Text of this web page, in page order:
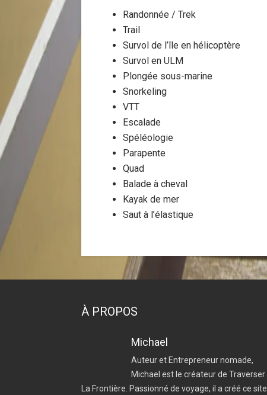
Randonnée / Trek
Trail
Survol de l’île en hélicoptère
Survol en ULM
Plongée sous-marine
Snorkeling
VTT
Escalade
Spéléologie
Parapente
Quad
Balade à cheval
Kayak de mer
Saut à l’élastique
À PROPOS
Michael
Auteur et Entrepreneur nomade,
Michael est le créateur de Traverser
La Frontière. Passionné de voyage, il a créé ce site